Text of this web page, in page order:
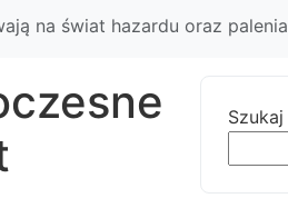
na świat hazardu oraz palenia
Szukaj